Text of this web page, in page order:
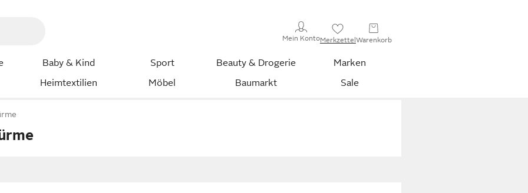
Mein KontoMerkzettelWarenkorb
Baby & Kind Sport Beauty & Drogerie
Marken
Heimtextilien Möbel Baumarkt Sale